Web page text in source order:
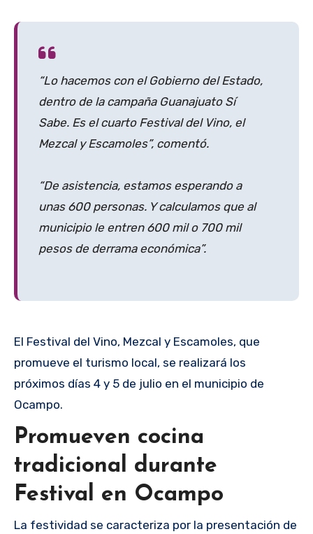
“Lo hacemos con el Gobierno del Estado,
dentro de la campaña Guanajuato Sí
Sabe. Es el cuarto Festival del Vino, el
Mezcal y Escamoles”, comentó.
“De asistencia, estamos esperando a
unas 600 personas. Y calculamos que al
municipio le entren 600 mil o 700 mil
pesos de derrama económica”.
El Festival del Vino, Mezcal y Escamoles, que
promueve el turismo local, se realizará los
próximos días 4 y 5 de julio en el municipio de
Ocampo.
Promueven cocina
tradicional durante
Festival en Ocampo
La festividad se caracteriza por la presentación de